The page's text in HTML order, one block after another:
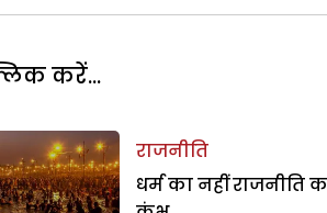
करें...
राजनीति
धर्म का नहीं राजनीति